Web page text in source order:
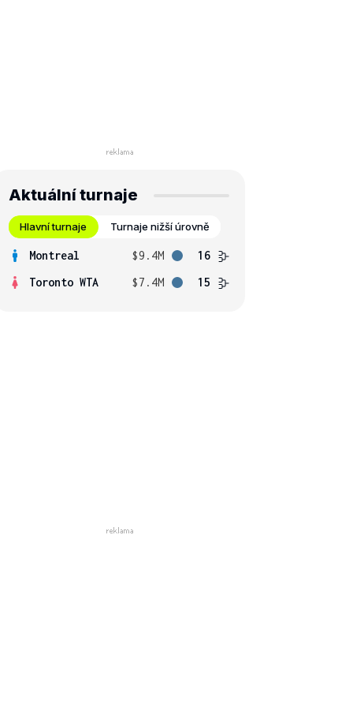
Aktuální turnaje
Hlavní turnaje Turnaje nižší úrovně
Montreal $9.4M
16
Toronto WTA
$7.4M 15